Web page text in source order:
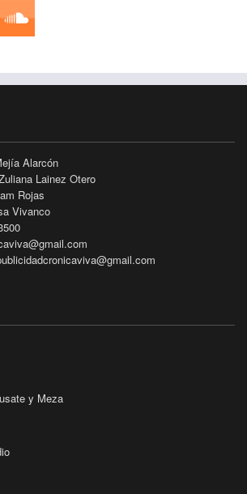
Alarcón
Lainez Otero
Rojas
Vivanco
y Meza